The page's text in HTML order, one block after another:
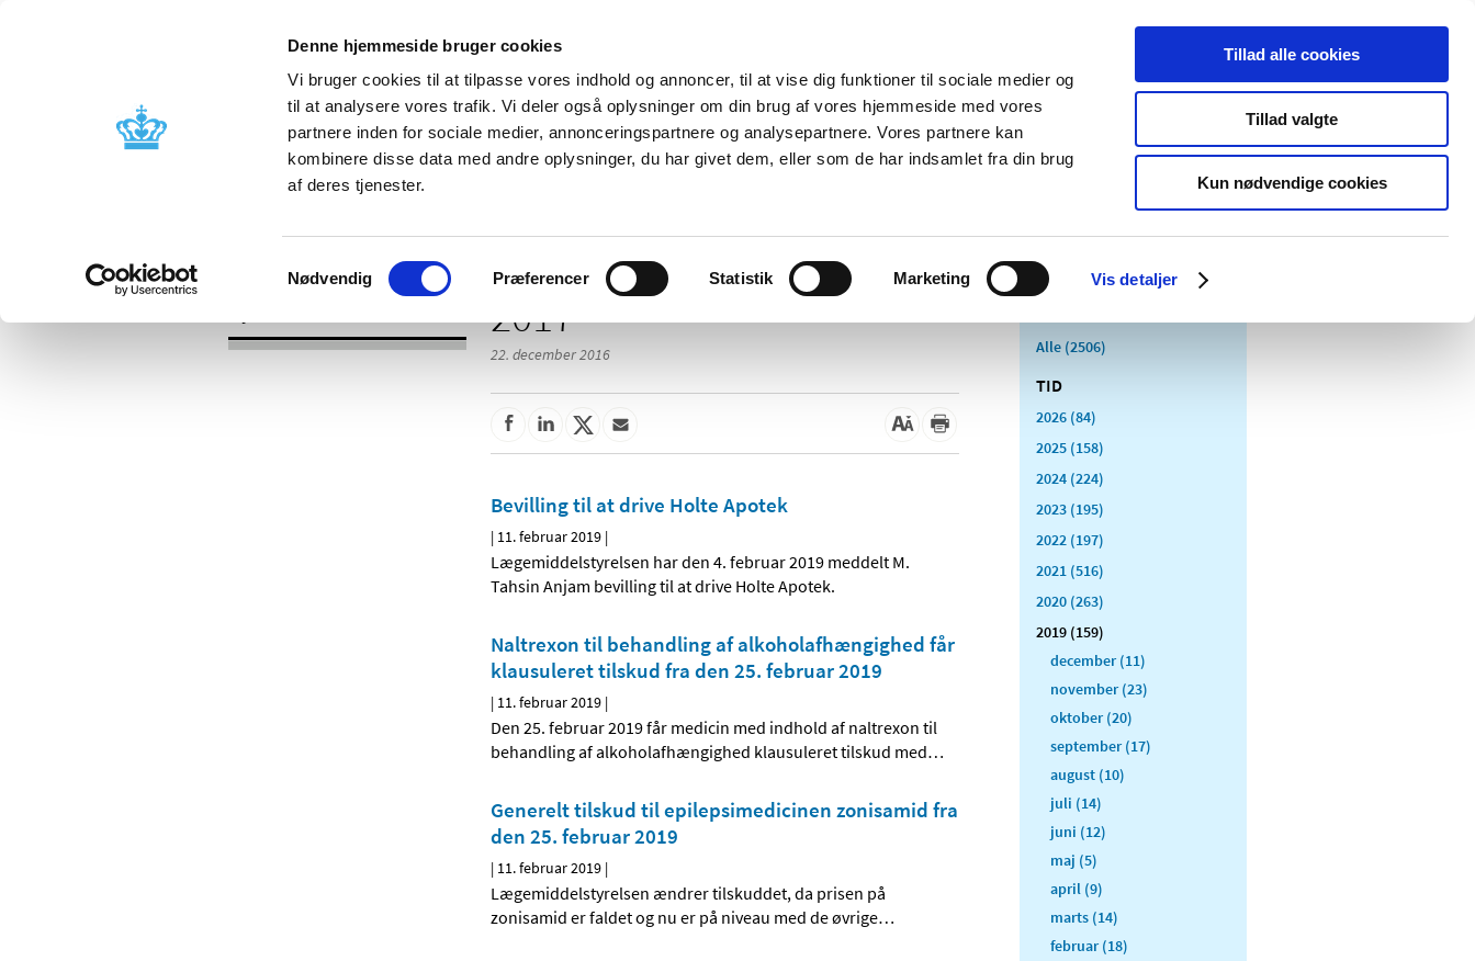
Denne hjemmeside bruger cookies
Vi bruger cookies til at tilpasse vores indhold og annoncer, til at vise dig funktioner til sociale medier og
til at analysere vores trafik. Vi deler også oplysninger om din brug af vores hjemmeside med vores
partnere inden for sociale medier, annonceringspartnere og analysepartnere. Vores partnere kan
kombinere disse data med andre oplysninger, du har givet dem, eller som de har indsamlet fra din brug
af deres tjenester.
Samtykkevalg
Nødvendig Præferencer Statistik Marketing Vis detaljer
Tillad alle cookies
Tillad valgte
Kun nødvendige cookies
Nyheder Om os Kontakt Udgivelser
Godkendelse og
Bivirkninger og
produktinformation
Tilskud og
Apoteker og salg af
Medicinsk
Særlige
produktområder
2017
22. december 2016
Bevilling til at drive Holte Apotek
| 11. februar 2019 |
Lægemiddelstyrelsen har den 4. februar 2019 meddelt M.
Tahsin Anjam bevilling til at drive Holte Apotek.
Naltrexon til behandling af alkoholafhængighed får
klausuleret tilskud fra den 25. februar 2019
| 11. februar 2019 |
Den 25. februar 2019 får medicin med indhold af naltrexon til
behandling af alkoholafhængighed klausuleret tilskud med…
Generelt tilskud til epilepsimedicinen zonisamid fra
den 25. februar 2019
| 11. februar 2019 |
Lægemiddelstyrelsen ændrer tilskuddet, da prisen på
zonisamid er faldet og nu er på niveau med de øvrige…
Alle (2506)
TID
2026 (84)
2025 (158)
2024 (224)
2023 (195)
2022 (197)
2021 (516)
2020 (263)
2019 (159)
december (11)
november (23)
oktober (20)
september (17)
august (10)
juli (14)
juni (12)
maj (5)
april (9)
marts (14)
februar (18)